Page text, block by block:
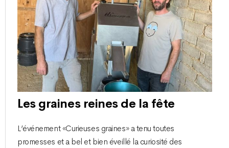
Les graines reines de la fête
L’événement «Curieuses graines» a tenu toutes
promesses et a bel et bien éveillé la curiosité des